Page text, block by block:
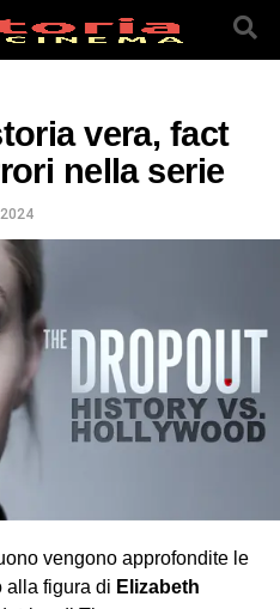
vera, fact
nella serie
vengono approfondite le
alla figura di Elizabeth